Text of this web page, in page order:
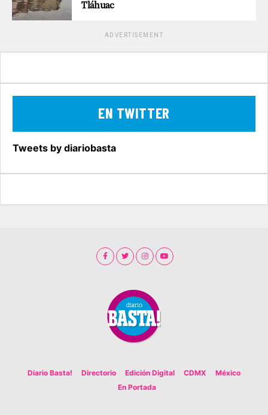
Tláhuac
ADVERTISEMENT
EN TWITTER
Tweets by diariobasta
Diario Basta! Directorio Edición Digital CDMX
México
En Portada